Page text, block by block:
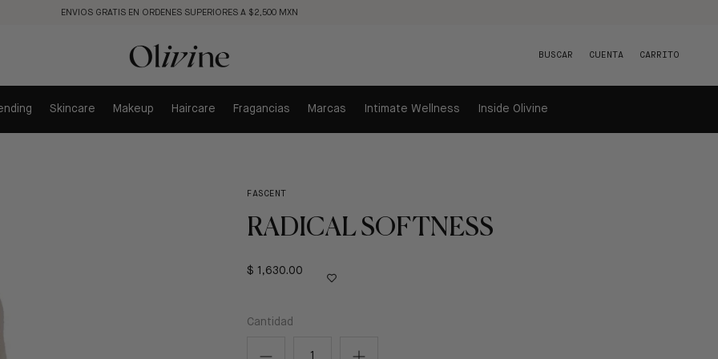
ENVIOS GRATIS EN ORDENES SUPERIORES A $2,500 MXN
BUSCAR CUENTA CARRITO
Skincare Makeup Haircare Fragancias Marcas Intimate Wellness Inside Olivine
FASCENT
RADICAL SOFTNESS
$ 1,630.00
Cantidad